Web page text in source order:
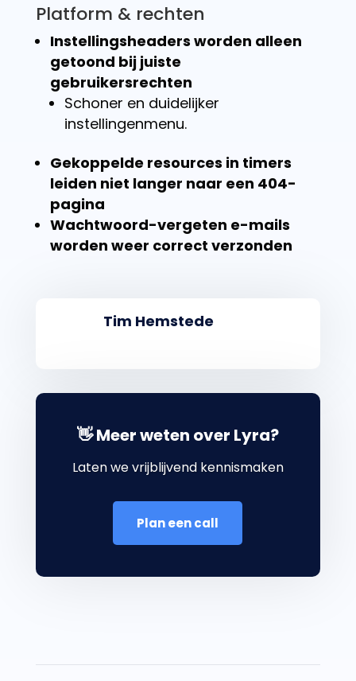
Platform & rechten
Instellingsheaders worden alleen
getoond bij juiste
gebruikersrechten
Schoner en duidelijker
instellingenmenu.
Gekoppelde resources in timers
leiden niet langer naar een 404-
pagina
Wachtwoord-vergeten e-mails
worden weer correct verzonden
Tim Hemstede
👋 Meer weten over Lyra?
Laten we vrijblijvend kennismaken
Plan een call